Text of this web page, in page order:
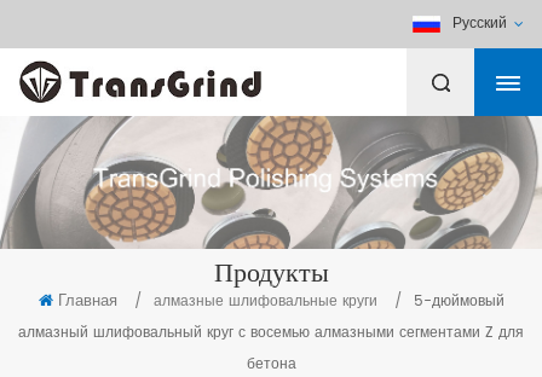
Русский
Продукты
Главная / алмазные шлифовальные круги /
5-дюймовый
алмазный шлифовальный круг с восемью алмазными сегментами Z для
бетона